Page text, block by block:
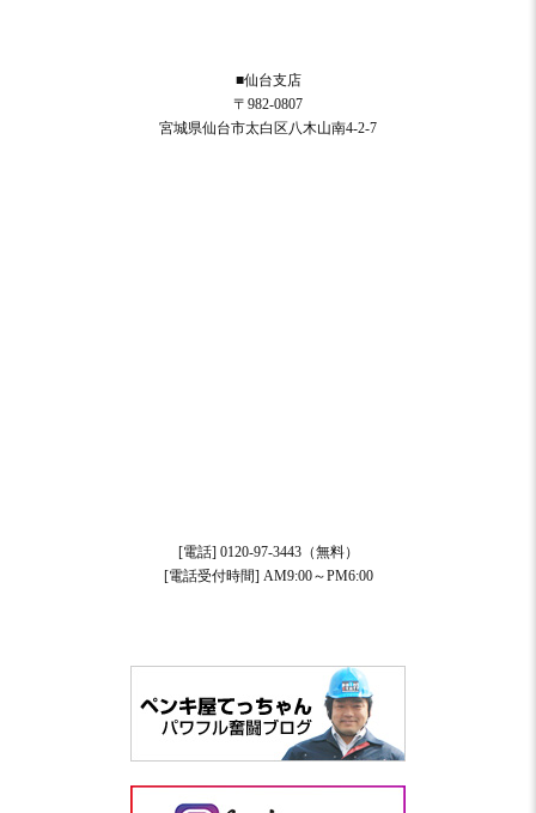
■仙台支店
〒982-0807
宮城県仙台市太白区八木山南4-2-7
[電話] 0120-97-3443（無料）
[電話受付時間] AM9:00～PM6:00